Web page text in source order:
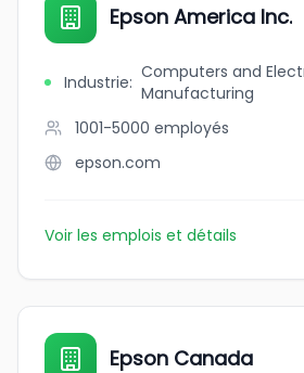
Epson America Inc.
Industrie: Computers and
Manufacturing
1001-5000 employés
epson.com
Voir les emplois et détails
Epson Canada